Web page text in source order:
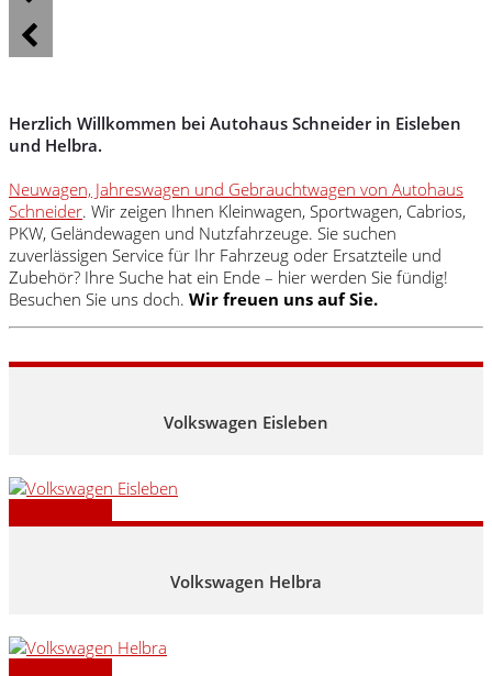
Herzlich Willkommen bei Autohaus Schneider in Eisleben
und Helbra.
Neuwagen, Jahreswagen und Gebrauchtwagen von Autohaus
Schneider. Wir zeigen Ihnen Kleinwagen, Sportwagen, Cabrios,
PKW, Geländewagen und Nutzfahrzeuge. Sie suchen
zuverlässigen Service für Ihr Fahrzeug oder Ersatzteile und
Zubehör? Ihre Suche hat ein Ende – hier werden Sie fündig!
Besuchen Sie uns doch. Wir freuen uns auf Sie.
Volkswagen Eisleben
Volkswagen Helbra